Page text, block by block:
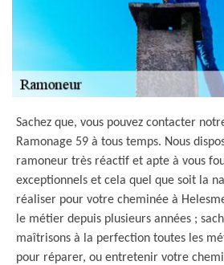
Sachez que, vous pouvez contacter
Ramonage 59 à tous temps. Nous
ramoneur très réactif et apte à vous
exceptionnels et cela quel que soit la
réaliser pour votre cheminée à
le métier depuis plusieurs années ;
maîtrisons à la perfection toutes les
pour réparer, ou entretenir votre